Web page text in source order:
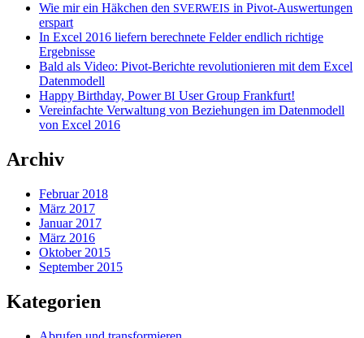
Wie mir ein Häkchen den SVERWEIS in Pivot-Auswertungen
erspart
In Excel 2016 liefern berechnete Felder endlich richtige
Ergebnisse
Bald als Video: Pivot-Berichte revolutionieren mit dem Excel
Datenmodell
Happy Birthday, PowerBI User Group Frankfurt!
Vereinfachte Verwaltung von Beziehungen im Datenmodell
von Excel 2016
Archiv
Februar 2018
März 2017
Januar 2017
März 2016
Oktober 2015
September 2015
Kategorien